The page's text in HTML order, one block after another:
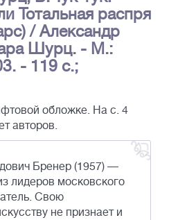
Тотальная распря
/ Александр
Шурц. - М.:
- 119 с.;
обложке. На с. 4
авторов.
Бренер (1957) —
лидеров московского
Свою
не признает и